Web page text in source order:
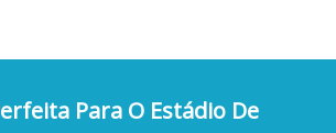
Para O Estádio De